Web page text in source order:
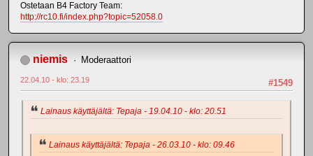
Ostetaan B4 Factory Team:
http://rc10.fi/index.php?topic=52058.0
niemis Moderaattori
#1549
22.04.10 - klo: 23.19
Lainaus käyttäjältä: Tepaja - 19.04.10 - klo: 20.51
Lainaus käyttäjältä: Tepaja - 26.03.10 - klo: 09.46